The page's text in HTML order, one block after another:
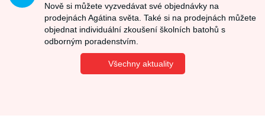
Nově si můžete vyzvedávat své objednávky na
prodejnách Agátina světa. Také si na prodejnách můžete
objednat individuální zkoušení školních batohů s
odborným poradenstvím.
Všechny aktuality